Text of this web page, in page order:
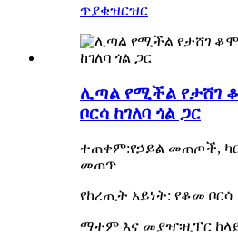
ጥያቄዝርዝር
ሊጣል የሚችል የታሸገ
ቦርሳ ከገለባ ጎል ጋር
ተጠቀም:የኃይል መጠጦች,
መጠጥ
የከረጢት አይነት: የቆመ ቦርሳ
ማተም እና መያዣ፡ዚፐር